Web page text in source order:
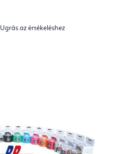
Ugrás az értékeléshez